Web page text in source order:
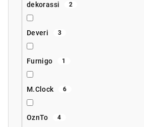
dekorassi 2
Deveri 3
Furnigo 1
M.Clock 6
OznTo 4